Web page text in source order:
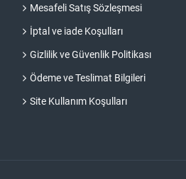
Mesafeli Satış Sözleşmesi
İptal ve iade Koşulları
Gizlilik ve Güvenlik Politikası
Ödeme ve Teslimat Bilgileri
Site Kullanım Koşulları